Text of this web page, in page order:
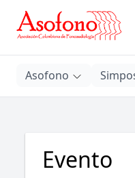
Asofono
Asofono
Evento